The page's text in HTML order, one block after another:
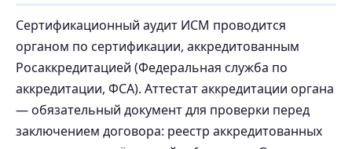
Сертификационный аудит ИСМ проводится
органом по сертификации, аккредитованным
Росаккредитацией (Федеральная служба по
аккредитации, ФСА). Аттестат аккредитации органа
— обязательный документ для проверки перед
заключением договора: реестр аккредитованных